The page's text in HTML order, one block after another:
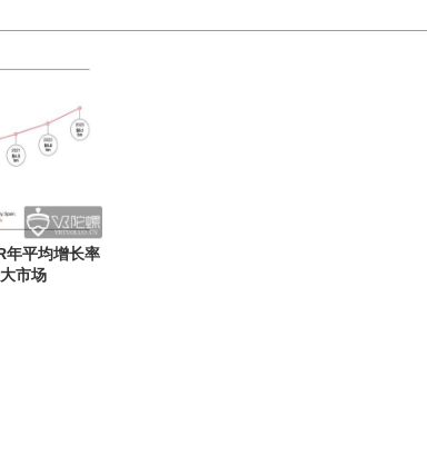
年平均增长率
市场